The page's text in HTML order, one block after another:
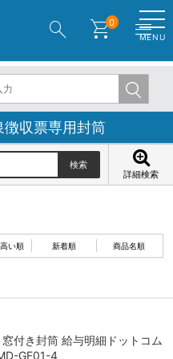
MENU
search shopping_cart0 menu
収票専用封筒
詳細検索
い順 新着順 商品名順
付き封筒 給与明細ドットコム
GF01-4